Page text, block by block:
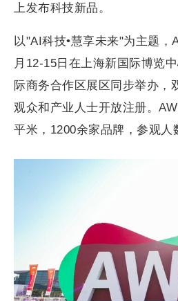
上发布科技新品。
以"AI科技•慧享未来"为主题，
月12-15日在上海新国际博览
际商务合作区展区同步举办，
观众和产业人士开放注册。
平米，1200余家品牌，参观人